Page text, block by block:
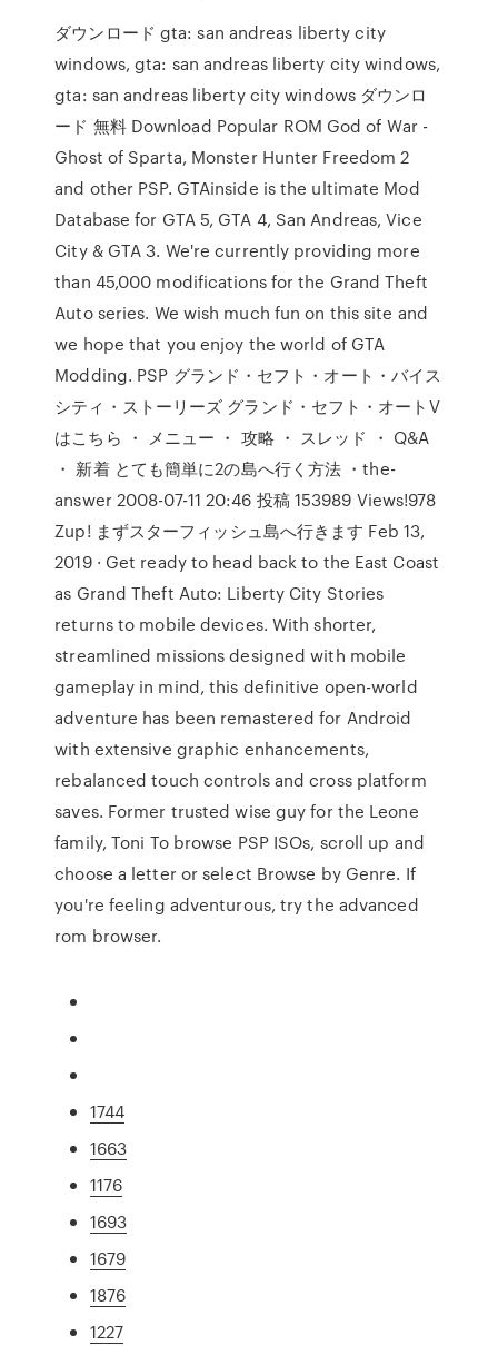
ダウンロード gta: san andreas liberty city
windows, gta: san andreas liberty city windows,
gta: san andreas liberty city windows ダウンロ
ード 無料 Download Popular ROM God of War -
Ghost of Sparta, Monster Hunter Freedom 2
and other PSP. GTAinside is the ultimate Mod
Database for GTA 5, GTA 4, San Andreas, Vice
City & GTA 3. We're currently providing more
than 45,000 modifications for the Grand Theft
Auto series. We wish much fun on this site and
we hope that you enjoy the world of GTA
Modding. PSP グランド・セフト・オート・バイス
シティ・ストーリーズ グランド・セフト・オートV
はこちら ・ メニュー ・ 攻略 ・ スレッド ・ Q&A
・ 新着 とても簡単に2の島へ行く方法 ・the-
answer 2008-07-11 20:46 投稿 153989 Views!978
Zup! まずスターフィッシュ島へ行きます Feb 13,
2019 · Get ready to head back to the East Coast
as Grand Theft Auto: Liberty City Stories
returns to mobile devices. With shorter,
streamlined missions designed with mobile
gameplay in mind, this definitive open-world
adventure has been remastered for Android
with extensive graphic enhancements,
rebalanced touch controls and cross platform
saves. Former trusted wise guy for the Leone
family, Toni To browse PSP ISOs, scroll up and
choose a letter or select Browse by Genre. If
you're feeling adventurous, try the advanced
rom browser.
1744
1663
1176
1693
1679
1876
1227